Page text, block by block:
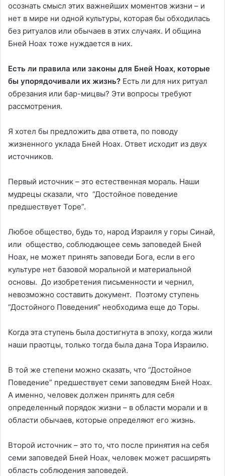
осознать смысл этих важнейших моментов жизни – и
нет в мире ни одной культуры, которая бы обходилась
без ритуалов или обычаев в этих случаях. И община
Бней Ноах тоже нуждается в них.
Есть ли правила или законы для Бней Ноах, которые
бы упорядочивали их жизнь? Есть ли для них ритуал
обрезания или бар-мицвы? Эти вопросы требуют
рассмотрения.
Я хотел бы предложить два ответа, по поводу
жизненного уклада Бней Ноах. Ответ исходит из двух
источников.
Первый источник – это естественная мораль. Наши
мудрецы сказали, что “Достойное поведение
предшествует Торе”.
Любое общество, будь то, народ Израиля у горы Синай,
или общество, соблюдающее семь заповедей Бней
Ноах, не может принять заповеди Бога, если в его
культуре нет базовой моральной и материальной
основы. До изобретения письменности и чернил,
невозможно составить документ. Поэтому ступень
“Достойного Поведения” необходима еще до Торы.
Когда эта ступень была достигнута в эпоху, когда жили
наши праотцы, только тогда была дана Тора Израилю.
В той же степени можно сказать, что “Достойное
Поведение” предшествует семи заповедям Бней Ноах.
А именно, человек должен принять для себя
определенный порядок жизни – в области морали и в
области обычаев, которые определяют его жизнь.
Второй источник – это то, что после принятия на себя
семи заповедей Бней Ноах, человек может расширять
область соблюдения заповедей.